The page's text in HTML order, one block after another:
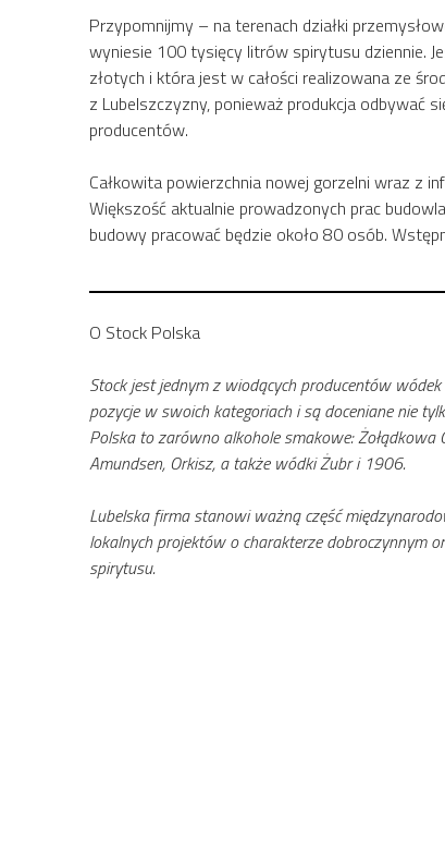
Przypomnijmy – na terenach działki
wyniesie 100 tysięcy litrów spirytusu dziennie.
złotych i która jest w całości realizowana ze
z Lubelszczyzny, ponieważ produkcja odbywać
producentów.
Całkowita powierzchnia nowej gorzelni wraz z
Większość aktualnie prowadzonych prac
budowy pracować będzie około 80 osób.
O Stock Polska
Stock jest jednym z wiodących producentów wó
pozycje w swoich kategoriach i są doceniane nie
Polska to zarówno alkohole smakowe:
Amundsen, Orkisz, a także wódki Żubr i 1906.
Lubelska firma stanowi ważną część
lokalnych projektów o charakterze dobroczynnym
spirytusu.